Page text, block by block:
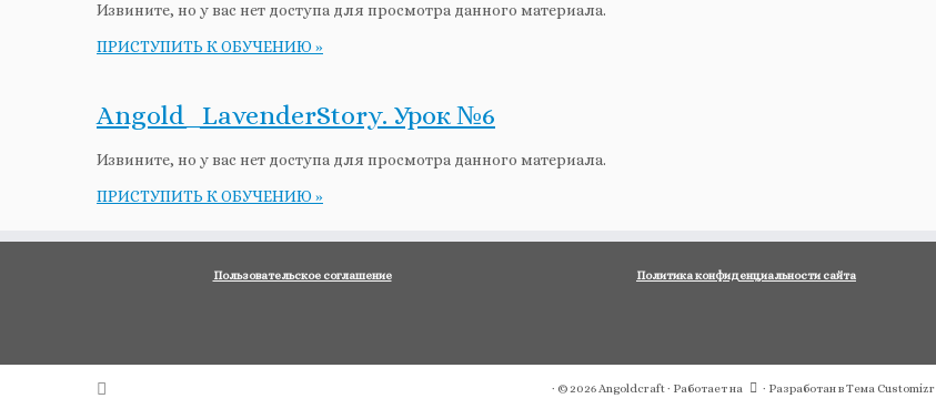
Извините, но у вас нет доступа для просмотра данного материала.
ПРИСТУПИТЬ К ОБУЧЕНИЮ »
Angold_LavenderStory. Урок №6
Извините, но у вас нет доступа для просмотра данного материала.
ПРИСТУПИТЬ К ОБУЧЕНИЮ »
Пользовательское соглашение Политика конфиденциальности сайта
· © 2026Angoldcraft· Работает на · Разработан вТема Customizr